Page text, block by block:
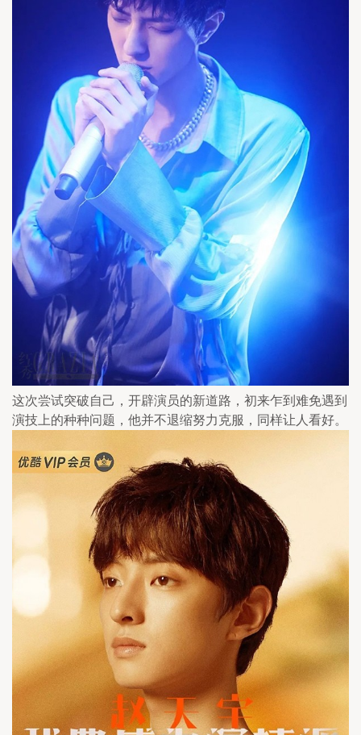
这次尝试突破自己，开辟演员的新道路，初来乍到难免遇到
演技上的种种问题，他并不退缩努力克服，同样让人看好。